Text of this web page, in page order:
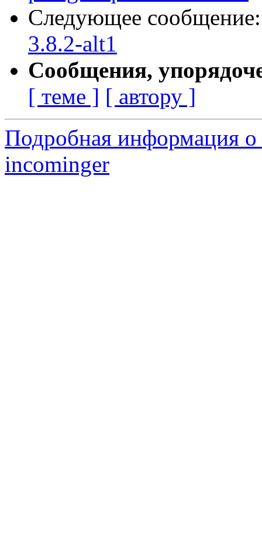
Следующее
3.8.2-alt1
Сообщения,
[ теме ] [ автору ]
Подробная информация о
incominger